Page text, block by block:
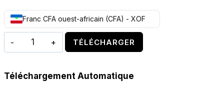
prix
initial
était :
999 CFA.
prix
actuel
est :
999 CFA.
Franc CFA ouest-africain (CFA) - XOF
quantité
de
complet
TÉLÉCHARGER
Téléchargement Automatique